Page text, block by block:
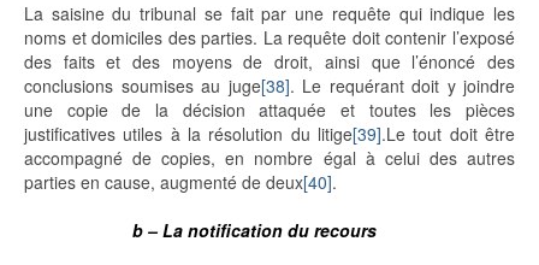
La saisine du tribunal se fait par une requête qui indique les
noms et domiciles des parties. La requête doit contenir l’exposé
des faits et des moyens de droit, ainsi que l’énoncé des
conclusions soumises au juge[38]. Le requérant doit y joindre
une copie de la décision attaquée et toutes les pièces
justificatives utiles à la résolution du litige[39].Le tout doit être
accompagné de copies, en nombre égal à celui des autres
parties en cause, augmenté de deux[40].
b – La notification du recours